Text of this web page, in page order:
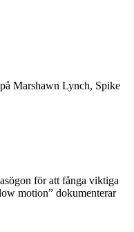
Marshawn Lynch, Spike
för att fånga viktiga
motion” dokumenterar